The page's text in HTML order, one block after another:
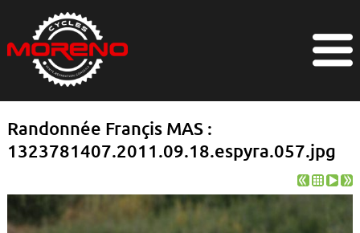
Randonnée Françis MAS :
1323781407.2011.09.18.espyra.057.jpg